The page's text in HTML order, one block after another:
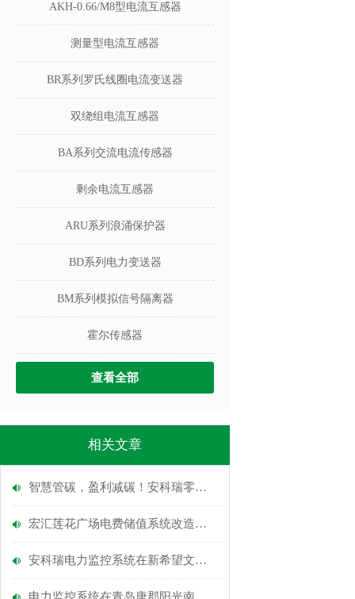
AKH-0.66/M8型电流互感器
测量型电流互感器
BR系列罗氏线圈电流变送器
双绕组电流互感器
BA系列交流电流传感器
剩余电流互感器
ARU系列浪涌保护器
BD系列电力变送器
BM系列模拟信号隔离器
霍尔传感器
查看全部
相关文章
智慧管碳，盈利减碳！安科瑞零碳园区新解法
宏汇莲花广场电费储值系统改造工程预付费云平台应用
安科瑞电力监控系统在新希望文化产业园区D-11地块的应用